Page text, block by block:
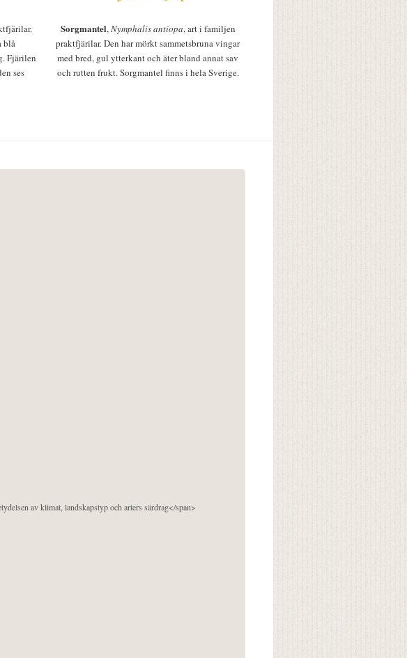
blå
Fjärilen
ses
Sorgmantel,Nymphalis antiopa, art i familjen
praktfjärilar. Den har mörkt sammetsbruna vingar
med bred, gul ytterkant och äter bland annat sav
och rutten frukt. Sorgmantel finns i hela Sverige.
av klimat, landskapstyp och arters särdrag</span>